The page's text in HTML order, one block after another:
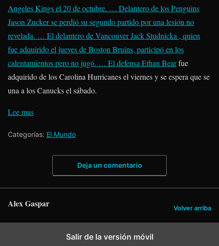
Angeles Kings el 20 de octubre. … Delantero de los Penguins
Jason Zuckerse perdió su segundo partido por una lesión no
revelada. … El delantero de VancouverJack Studnicka , quien
fue adquirido el jueves de Boston Bruins, participó en los
calentamientos pero no jugó. … El defensa Ethan Bearfue
adquirido de los Carolina Hurricanes el viernes y se espera que se
una a los Canucks el sábado.
Lee mas
Categorías: El Mundo
Deja un comentario
Alex Gaspar Volver arriba
Salir de la versión móvil